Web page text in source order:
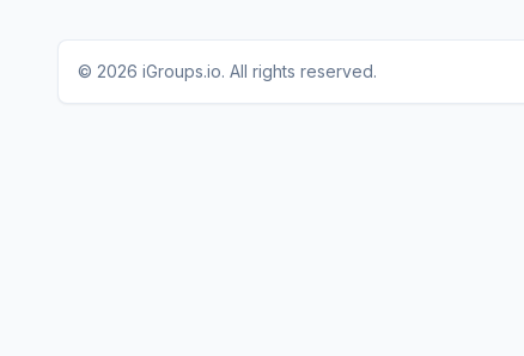
© 2026 iGroups.io. All rights reserved.